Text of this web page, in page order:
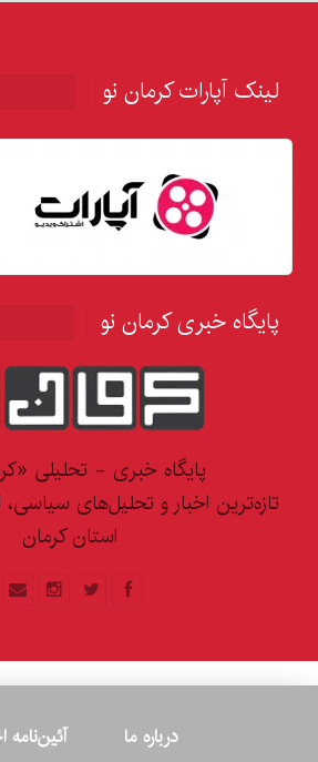
لینک آپارات کرمان نو
پایگاه خبری کرمان نو
پایگاه خبری - تحلیلی
تازه‌ترین اخبار و تحلیل‌های
استان کرمان
درباره ما